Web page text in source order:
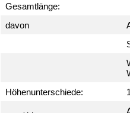
Gesamtlänge:
davon
Höhenunterschiede: